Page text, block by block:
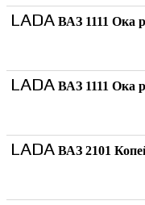
LADA ВАЗ 1111 Ока
LADA ВАЗ 1111 Ока
LADA ВАЗ 2101